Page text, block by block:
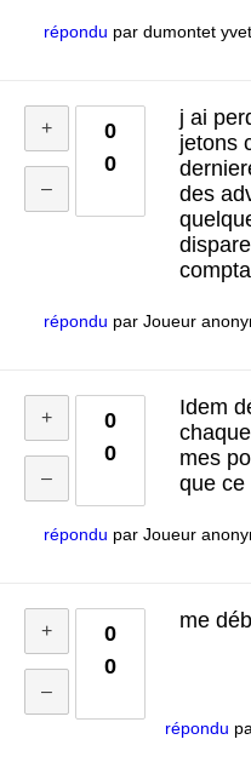
répondu par dumontet
0
0
j ai
jetons
des
répondu par Joueur
0
0
Idem
mes
que ce
répondu par Joueur
0
0
me
répondu